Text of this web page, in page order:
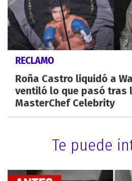
RECLAMO
Roña Castro liquidó a
ventiló lo que pasó tras
MasterChef Celebrity
Te puede